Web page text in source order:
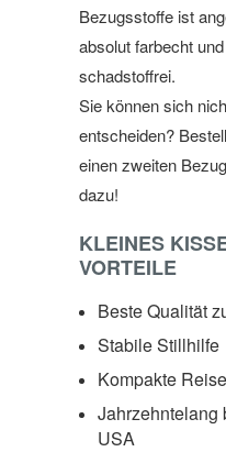
Bezugsstoffe ist
absolut farbecht
schadstoffrei.
Sie können sich
entscheiden?
einen zweiten
dazu!
KLEINES
VORTEILE
Beste Qualität
Stabile Stillhilfe
Kompakte
Jahrzehntelang
USA